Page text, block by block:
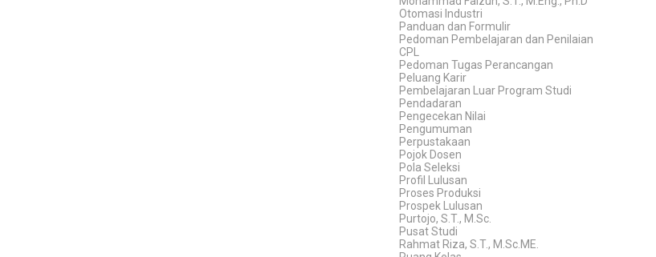
Otomasi Industri
Panduan dan Formulir
Pedoman Pembelajaran dan Penilaian
CPL
Pedoman Tugas Perancangan
Peluang Karir
Pembelajaran Luar Program Studi
Pendadaran
Pengecekan Nilai
Pengumuman
Perpustakaan
Pojok Dosen
Pola Seleksi
Profil Lulusan
Proses Produksi
Prospek Lulusan
Purtojo, S.T., M.Sc.
Pusat Studi
Rahmat Riza, S.T., M.Sc.ME.